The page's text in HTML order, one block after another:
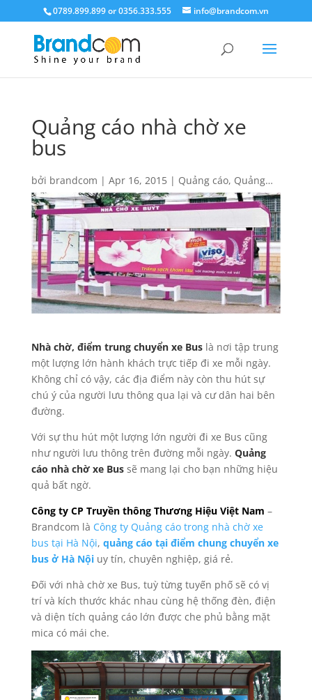
0789.899.899 or 0356.333.555 info@brandcom.vn
Quảng cáo nhà chờ xe
bus
bởi brandcom | Apr 16, 2015| Quảng cáo, Quảng
cáo trên xe Bus|0 Lời bình
Nhà chờ, điểm trung chuyển xe Buslà nơi tập trung
một lượng lớn hành khách trực tiếp đi xe mỗi ngày.
Không chỉ có vậy, các địa điểm này còn thu hút sự
chú ý của người lưu thông qua lại và cư dân hai bên
đường.
Với sự thu hút một lượng lớn người đi xe Bus cũng
như người lưu thông trên đường mỗi ngày. Quảng
cáo nhà chờ xe Bussẽ mang lại cho bạn những hiệu
quả bất ngờ.
Công ty CP Truyền thông Thương Hiệu Việt Nam –
Brandcom là Công ty Quảng cáo trong nhà chờ xe
bus tại Hà Nội, quảng cáo tại điểm chung chuyển xe
bus ở Hà Nội uy tín, chuyên nghiệp, giá rẻ.
Đối với nhà chờ xe Bus, tuỳ từng tuyến phố sẽ có vị
trí và kích thước khác nhau cùng hệ thống đèn, điện
và diện tích quảng cáo lớn được che phủ bằng mặt
mica có mái che.